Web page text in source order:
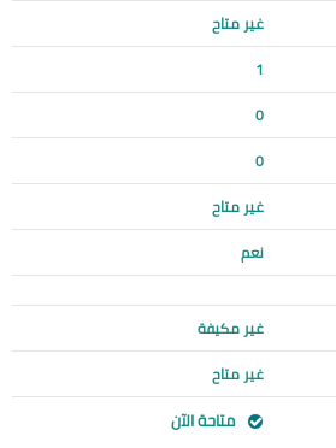
غير متاح
1
0
0
غير متاح
نعم
غير مكيفة
غير متاح
متاحة الآن